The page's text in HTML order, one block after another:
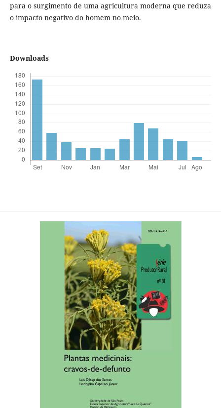
para o surgimento de uma agricultura moderna que reduza
o impacto negativo do homem no meio.
Downloads